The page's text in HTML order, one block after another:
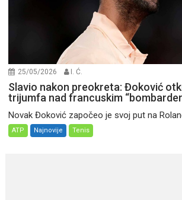
25/05/2026 I. Ć.
Slavio nakon preokreta: Đoković
trijumfa nad francuskim
Novak Đoković započeo je svoj put na
ATP Najnovije Tenis